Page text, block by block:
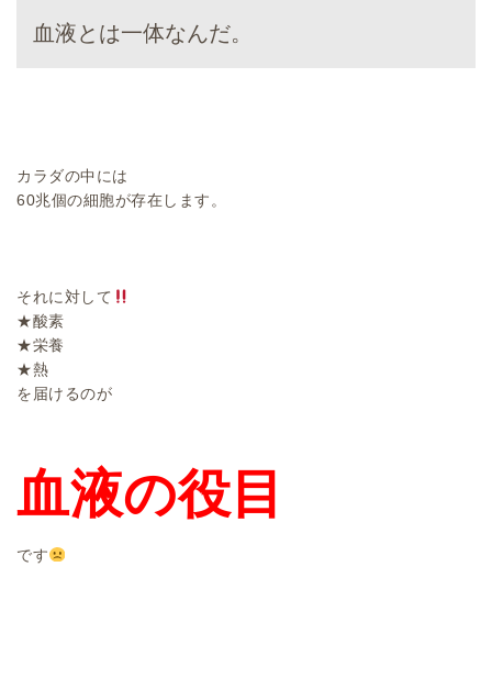
血液とは一体なんだ。
カラダの中には
60兆個の細胞が存在します。
それに対して
★酸素
★栄養
★熱
を届けるのが
血液の役目
です